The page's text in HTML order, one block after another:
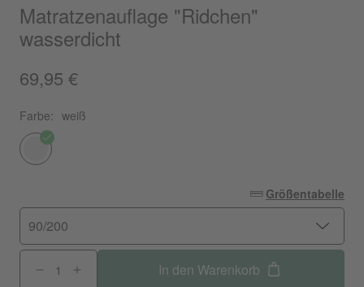
Matratzenauflage "Ridchen"
wasserdicht
69,95 €
Farbe: weiß
Größentabelle
90/200
In den Warenkorb